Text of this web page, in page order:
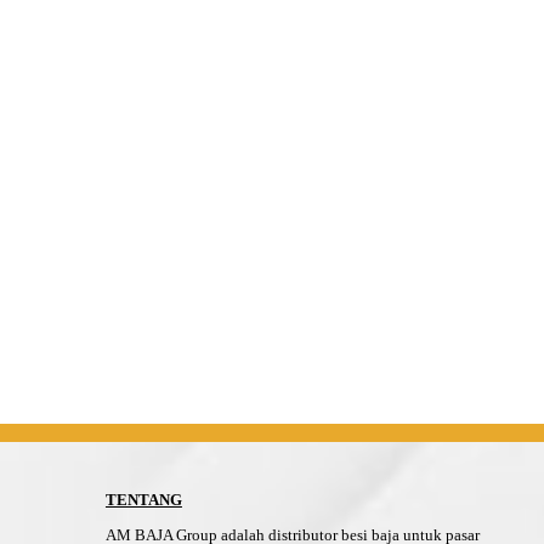
TENTANG
AM BAJA Group adalah distributor besi baja untuk pasar